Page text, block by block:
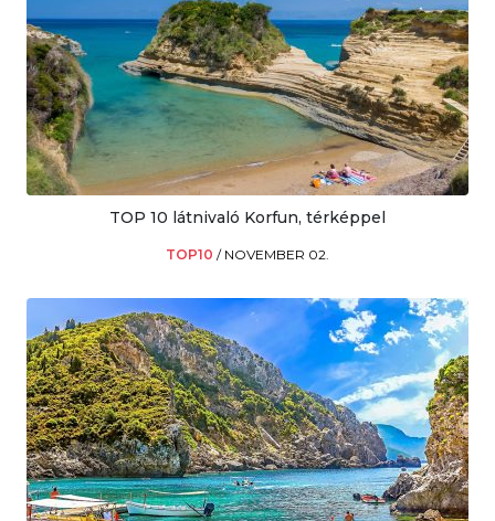
TOP 10 látnivaló Korfun, térképpel
TOP10 / NOVEMBER 02.